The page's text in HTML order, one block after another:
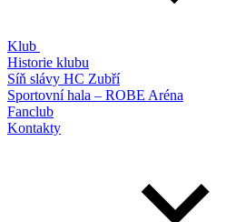
Klub
Historie klubu
Síň slávy HC Zubří
Sportovní hala – ROBE Aréna
Fanclub
Kontakty